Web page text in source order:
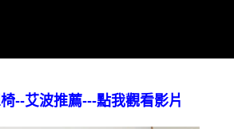
--艾波推薦---點我觀看影片